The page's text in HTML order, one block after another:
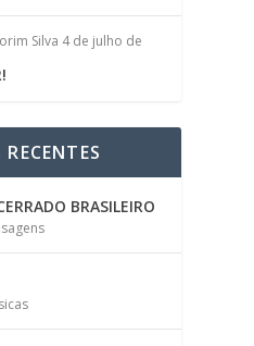
Silva 4 de julho de
BRASILEIRO